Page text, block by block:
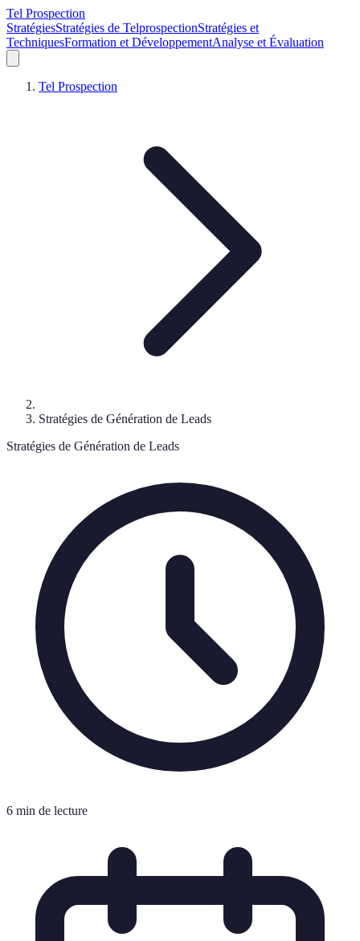
Tel Prospection
StratégiesStratégies de TelprospectionStratégies et
TechniquesFormation et DéveloppementAnalyse et Évaluation
Tel Prospection
Stratégies de Génération de Leads
Stratégies de Génération de Leads
6 min de lecture